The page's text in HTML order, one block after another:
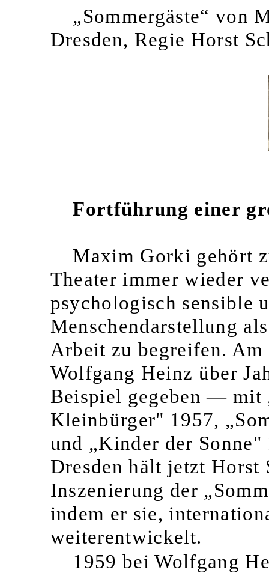
„Sommergäste“ von
Dresden, Regie Horst
Fortführung einer
Maxim Gorki gehört
Theater immer wieder
psychologisch sensible
Menschendarstellung
Arbeit zu begreifen.
Wolfgang Heinz über
Beispiel gegeben — mit
Kleinbürger" 1957,
und „Kinder der Sonne"
Dresden hält jetzt Horst
Inszenierung der
indem er sie,
weiterentwickelt.
1959 bei Wolfgang